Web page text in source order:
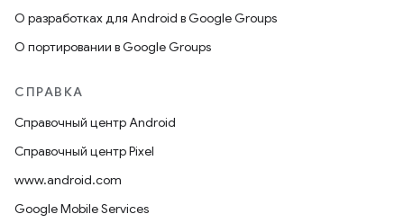
О разработках для Android в Google Groups
О портировании в Google Groups
СПРАВКА
Справочный центр Android
Справочный центр Pixel
www.android.com
Google Mobile Services